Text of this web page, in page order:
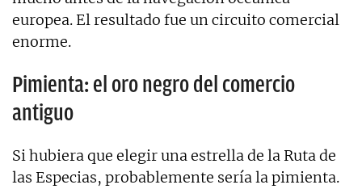
europea. El resultado fue un circuito comercial
enorme.
Pimienta: el oro negro del comercio
antiguo
Si hubiera que elegir una estrella de la Ruta de
las Especias, probablemente sería la pimienta.